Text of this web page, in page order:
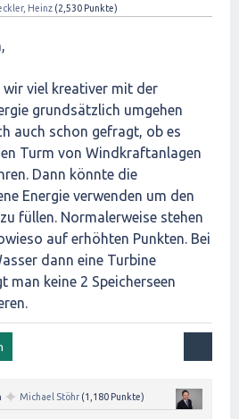
Heinz (2,530 Punkte)
wir viel kreativer mit der
grundsätzlich umgehen
auch schon gefragt, ob es
Turm von Windkraftanlagen
Dann könnte die
Energie verwenden um den
füllen. Normalerweise stehen
auf erhöhten Punkten. Bei
dann eine Turbine
man keine 2 Speicherseen
✦ Michael Stöhr (1,180 Punkte)